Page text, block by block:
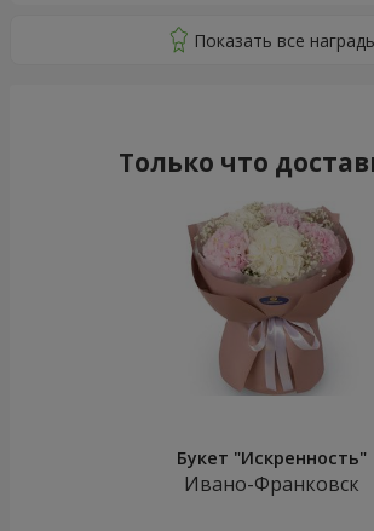
Только что
Букет "Искренность"
Ивано-Франковск